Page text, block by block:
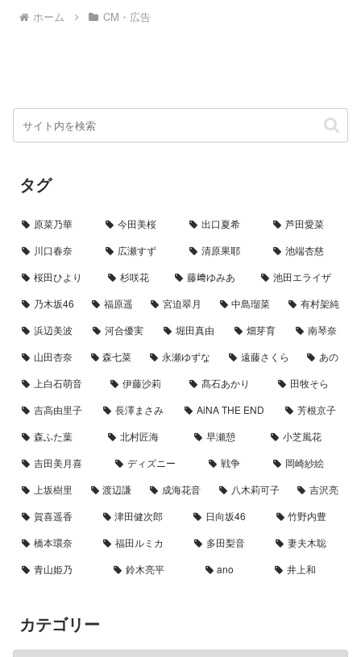
治療薬としての特徴、CMの演出
ポイントを解説します。
ホーム CM・広告
タグ
原菜乃華 今田美桜 出口夏希
芦田愛菜
川口春奈
広瀬すず 清原果耶
池端杏慈
桜田ひより
杉咲花 藤﨑ゆみあ
池田エライザ
乃木坂46
福原遥 宮迫翠月 中島瑠菜
有村架純
浜辺美波
河合優実 堀田真由 畑芽育
南琴奈
山田杏奈
森七菜 永瀬ゆずな 遠藤さくら
あの
上白石萌音
伊藤沙莉 髙石あかり
田牧そら
吉高由里子
長澤まさみ AiNA THE END
芳根京子
森ふた葉
北村匠海 早瀬憩
小芝風花
吉田美月喜
ディズニー 戦争
岡崎紗絵
上坂樹里
渡辺謙 成海花音 八木莉可子
吉沢亮
賀喜遥香
津田健次郎 日向坂46
竹野内豊
橋本環奈
福田ルミカ 多田梨音
妻夫木聡
青山姫乃
鈴木亮平 ano 井上和
カテゴリー